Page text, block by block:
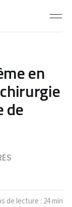
en
de
de lecture : 24 min